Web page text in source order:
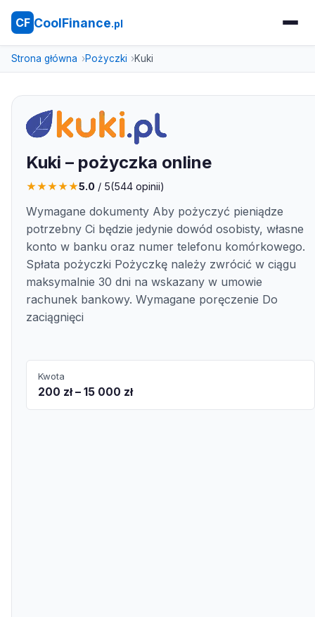
CF CoolFinance.pl
Strona główna Pożyczki Kuki
Kuki – pożyczka online
★★★★★5.0 / 5(544 opinii)
Wymagane dokumenty Aby pożyczyć pieniądze
potrzebny Ci będzie jedynie dowód osobisty, własne
konto w banku oraz numer telefonu komórkowego.
Spłata pożyczki Pożyczkę należy zwrócić w ciągu
maksymalnie 30 dni na wskazany w umowie
rachunek bankowy. Wymagane poręczenie Do
zaciągnięci
Kwota
200 zł – 15 000 zł